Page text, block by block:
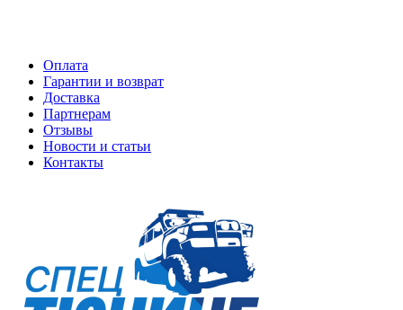
Оплата
Гарантии и возврат
Доставка
Партнерам
Отзывы
Новости и статьи
Контакты